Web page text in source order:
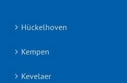
Hückelhoven
Kempen
Kevelaer